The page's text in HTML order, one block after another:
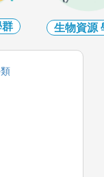
群 生物資源